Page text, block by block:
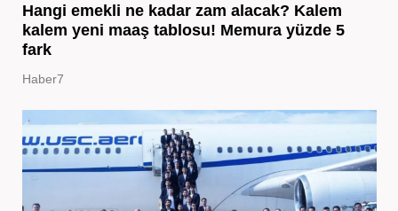
Hangi emekli ne kadar zam alacak? Kalem
kalem yeni maaş tablosu! Memura yüzde 5
fark
Haber7